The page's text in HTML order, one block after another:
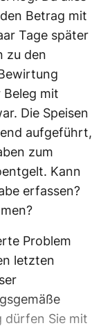
Betrag mit
Tage später
zu den
Beleg mit
Die Speisen
aufgeführt,
zum
Kann
erfassen?
Problem
letzten
dürfen Sie mit